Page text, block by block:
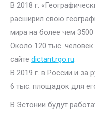
В 2018 г.
расширил свою
мира на более чем
Около 120 тыс.
сайте dictant.rgo.ru.
В 2019 г. в России и за
6 тыс. площадок для
В Эстонии будут